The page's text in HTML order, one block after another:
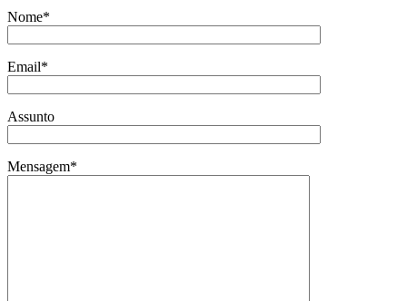
Nome*
Email*
Assunto
Mensagem*